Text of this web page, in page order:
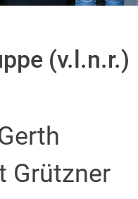
(v.l.n.r.)
Grützner